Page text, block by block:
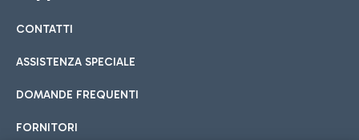
Cucina Internazionale
Hotel in aeroporto
Scegli l'alloggio più adatto e approfitta della vicinanza
Car sharing
Con il Car Sharing è ancora più facile spostarsi
CONTATTI
ASSISTENZA SPECIALE
DOMANDE FREQUENTI
FORNITORI